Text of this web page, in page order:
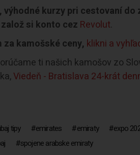
kurzy pri cestovaní
si konto cez Revolut.
kamošské ceny, klikni a
ti našich kamošov zo
Viedeň - Bratislava 24-krát
tipy emirates emiraty expo
spojene arabske emiraty